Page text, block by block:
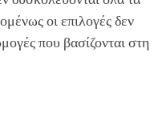
οι επιλογές δεν
που βασίζονται στη